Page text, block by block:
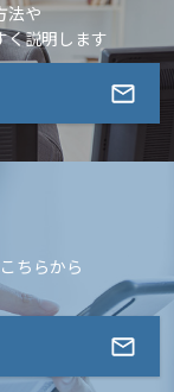
法や
く説明します
ちらから